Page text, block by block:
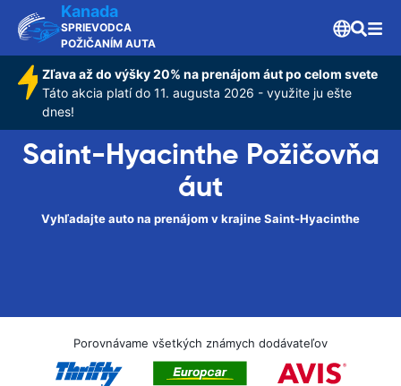
Kanada
SPRIEVODCA
POŽIČANÍM AUTA
Zľava až do výšky 20% na prenájom áut po celom svete
Táto akcia platí do 11. augusta 2026 - využite ju ešte
dnes!
Saint-Hyacinthe Požičovňa
áut
Vyhľadajte auto na prenájom v krajine Saint-Hyacinthe
Porovnávame všetkých známych dodávateľov